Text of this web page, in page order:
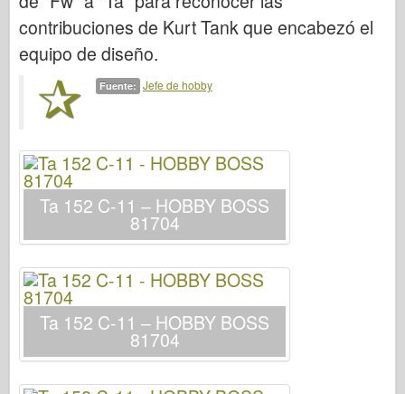
Bronco
Afición cibernética
Dnepromodel
Dragón
Eduard
Modelo E.T.
Moldes finos
Fuerzas de valor
FriulModelo
Hasegawa
Heller
HobbyBoss
Modelos IBG
Icm
contribuciones de Kurt Tank que encabezó el
equipo de diseño.
Fuente: Jefe de hobby
Ta 152 C-11 – HOBBY BOSS
81704
Ta 152 C-11 – HOBBY BOSS
81704